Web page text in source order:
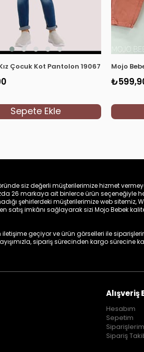
Çocuk Kot Pantolon 19067 Kot Mavi
Sepete Ekle
Mojo
siz değerli müşterilerimize hizmet
26 markaya ait binlerce ürün seçeneğiyle
şehirlerdeki müşterilerimize web sitemiz,
satış imkânı sağlayarak sizi Mojo Bebek
iletişime geçiyor ve ürün görselleri ile
sipariş sürecinden kargo sürecine
Alışveriş
Hesabım
Sepetim
Siparişlerim
Sipariş